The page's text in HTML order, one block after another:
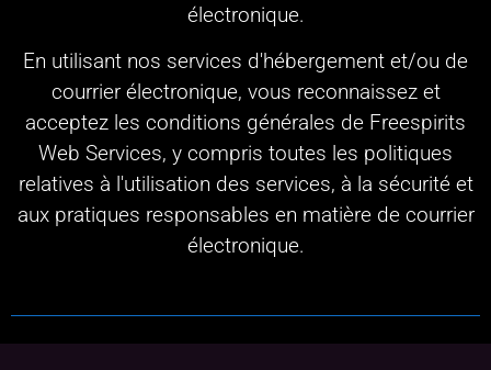
électronique.
En utilisant nos services d'hébergement et/ou de
courrier électronique, vous reconnaissez et
acceptez les conditions générales de Freespirits
Web Services, y compris toutes les politiques
relatives à l'utilisation des services, à la sécurité et
aux pratiques responsables en matière de courrier
électronique.